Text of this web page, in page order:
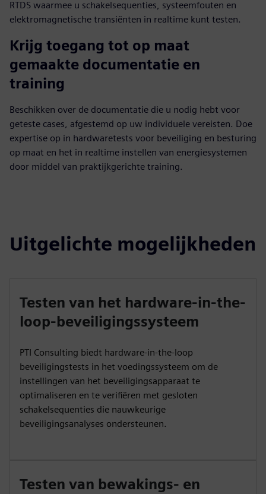
RTDS waarmee u schakelsequenties, systeemfouten en
elektromagnetische transiënten in realtime kunt testen.
Krijg toegang tot op maat
gemaakte documentatie en
training
Beschikken over de documentatie die u nodig hebt voor
geteste cases, afgestemd op uw individuele vereisten. Doe
expertise op in hardwaretests voor beveiliging en besturing
op maat en het in realtime instellen van energiesystemen
door middel van praktijkgerichte training.
Uitgelichte mogelijkheden
Testen van het hardware-in-the-
loop-beveiligingssysteem
PTI Consulting biedt hardware-in-the-loop
beveiligingstests in het voedingssysteem om de
instellingen van het beveiligingsapparaat te
optimaliseren en te verifiëren met gesloten
schakelsequenties die nauwkeurige
beveiligingsanalyses ondersteunen.
Testen van bewakings- en